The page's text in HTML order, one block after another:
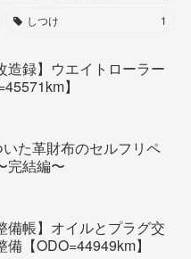
しつけ 1
造録】ウエイトローラー
】
いた革財布のセルフリペ
完結編〜
備帳】オイルとプラグ交
【ODO=44949km】